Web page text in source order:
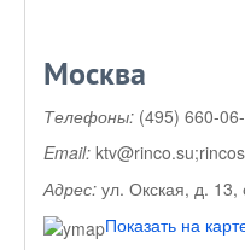
Москва
Телефоны: (495) 660-
Email:
Адрес: ул. Окская, д.
Показать на